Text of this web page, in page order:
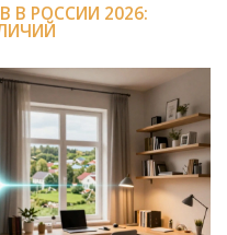
В РОССИИ 2026: